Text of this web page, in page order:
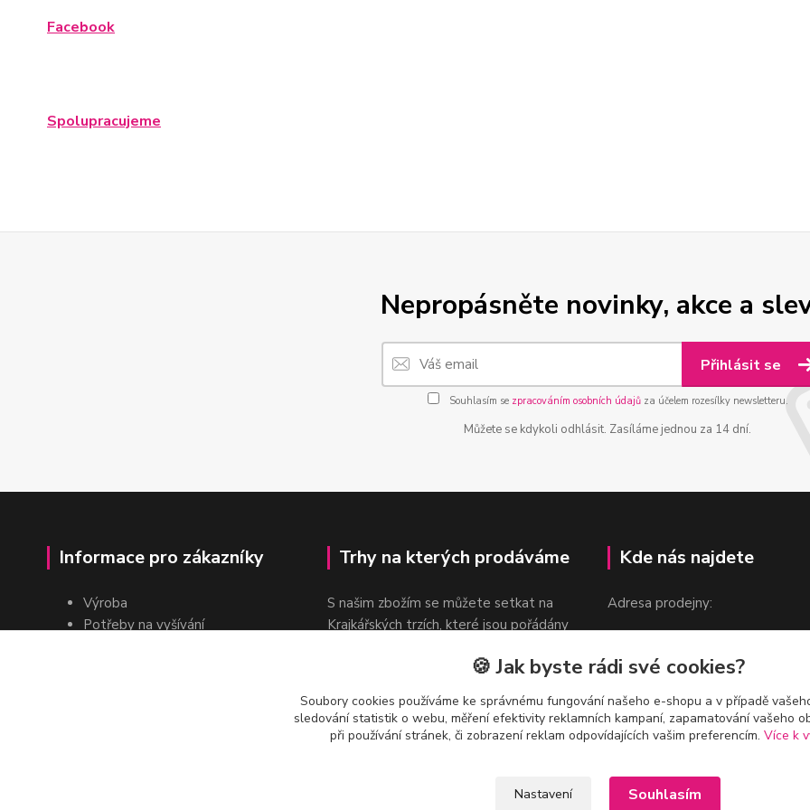
Facebook
Spolupracujeme
Nepropásněte novinky, akce a
Přihlásit se
Souhlasím se zpracováním osobních údajůza účelem rozesílky newsletteru.
Můžete se kdykoli odhlásit. Zasíláme jednou za 14 dní.
Informace pro zákazníky
Výroba
Potřeby na vyšívání
Trhy na kterých prodáváme
S našim zbožím se můžete setkat na
Krajkářských trzích, které jsou pořádány
Kde nás najdete
Adresa prodejny:
v blízkosti stanice Metra B -
Českomoravská
🍪 Jak byste rádi své cookies?
Soubory cookies používáme ke správnému fungování našeho e-shopu a v případě
sledování statistik o webu, měření efektivity reklamních kampaní, zapamatování vašeho
při používání stránek, či zobrazení reklam odpovídajících vašim preferencím. Více k
Nastavení Souhlasím